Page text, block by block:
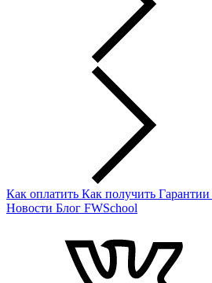
Как оплатить Как получить Гарантии
Новости Блог FWSchool